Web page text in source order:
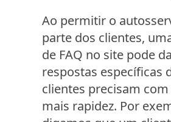
Ao permitir o
parte dos clientes,
de FAQ no site pode
respostas específicas
clientes precisam
mais rapidez. Por